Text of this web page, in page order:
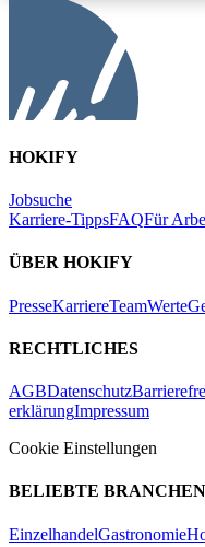
HOKIFY
Jobsuche
Karriere-TippsFAQFür
ÜBER HOKIFY
PresseKarriereTeamWerte
RECHTLICHES
AGBDatenschutz
erklärungImpressum
Cookie Einstellungen
BELIEBTE BRANCHEN
EinzelhandelGastronomie